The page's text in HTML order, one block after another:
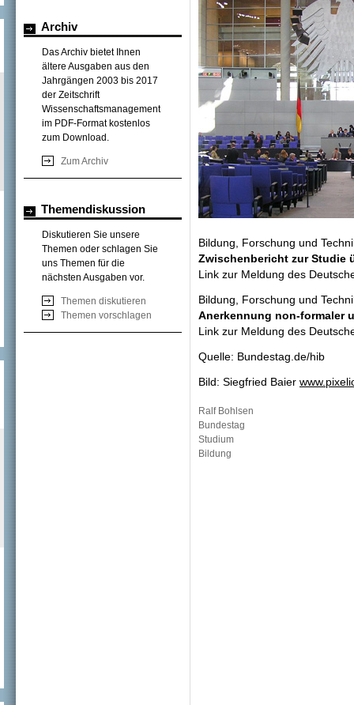
Archiv
Das Archiv bietet Ihnen
ältere Ausgaben aus den
Jahrgängen 2003 bis 2017
der Zeitschrift
Wissenschaftsmanagement
im PDF-Format kostenlos
zum Download.
Zum Archiv
Themendiskussion
Diskutieren Sie unsere
Themen oder schlagen Sie
uns Themen für die
nächsten Ausgaben vor.
Themen diskutieren
Themen vorschlagen
Bildung, Forschung und
Zwischenbericht zur Studie
Link zur Meldung des
Bildung, Forschung und
Anerkennung non-formaler
Link zur Meldung des
Quelle: Bundestag.de/hib
Bild: Siegfried Baier
Ralf Bohlsen
Bundestag
Studium
Bildung